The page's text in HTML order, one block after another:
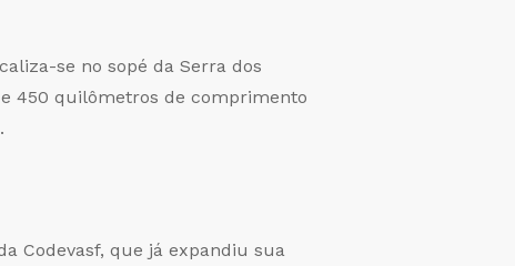
se no sopé da Serra dos
450 quilômetros de comprimento
Codevasf, que já expandiu sua